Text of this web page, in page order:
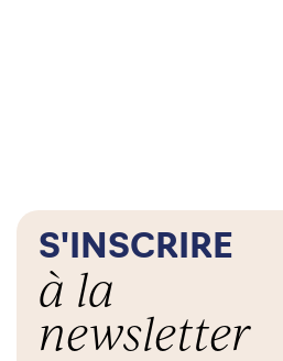
S'INSCRIRE
à la
newsletter